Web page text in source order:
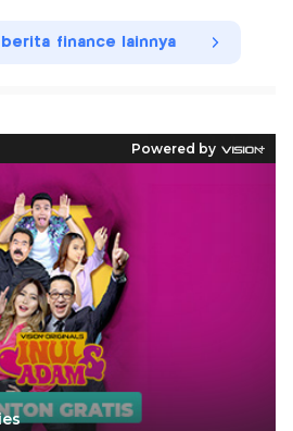
finance lainnya